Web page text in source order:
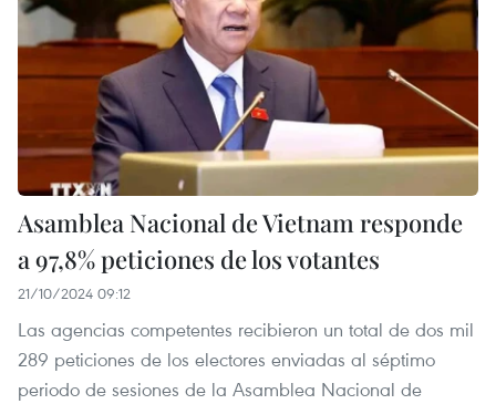
Asamblea Nacional de Vietnam responde
a 97,8% peticiones de los votantes
21/10/2024 09:12
Las agencias competentes recibieron un total de dos mil
289 peticiones de los electores enviadas al séptimo
periodo de sesiones de la Asamblea Nacional de